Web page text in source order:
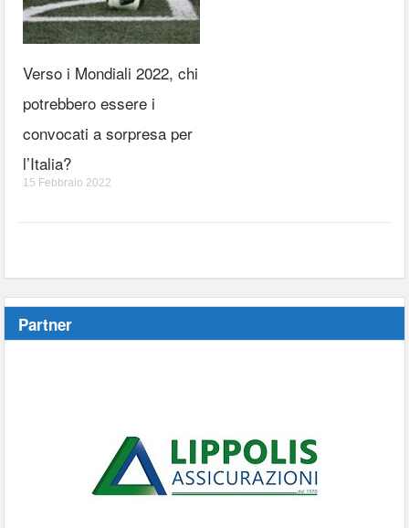
Verso i Mondiali 2022, chi
potrebbero essere i
convocati a sorpresa per
l’Italia?
15 Febbraio 2022
Partner